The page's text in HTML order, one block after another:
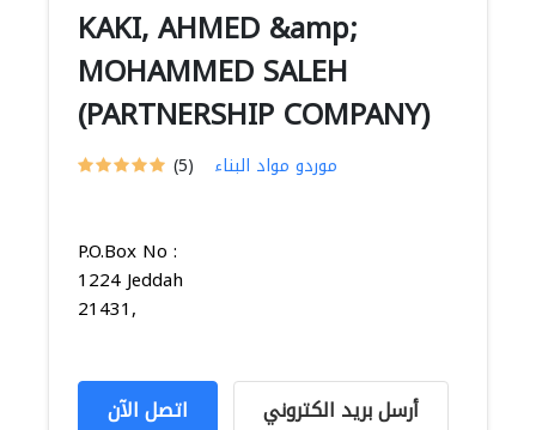
KAKI, AHMED &amp;
MOHAMMED SALEH
(PARTNERSHIP COMPANY)
(5) موردو مواد البناء
P.O.Box No :
1224 Jeddah
21431,
اتصل الآن أرسل بريد الكتروني